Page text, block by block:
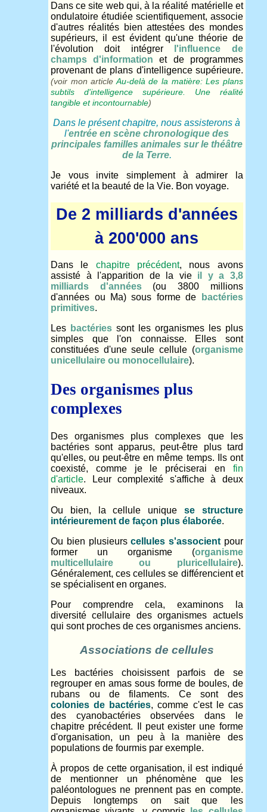
Dans ce site web qui, à la réalité matérielle et
ondulatoire étudiée scientifiquement, associe
d'autres réalités bien attestées des mondes
supérieurs, il est évident qu'une théorie de
l'évolution doit intégrer
l'influence de
champs d'information et de programmes
provenant de plans d'intelligence supérieure.
(voir mon article Au-delà de la matière: Les plans
subtils d'intelligence supérieure. Une réalité
tangible et incontournable)
Dans le présent chapitre, nous assisterons à
l'entrée en scène chronologique des
principales familles animales sur le théâtre
de la Terre.
Je vous invite simplement à admirer la
variété et la beauté de la Vie. Bon voyage.
De 2 milliards d'années
à 200'000 ans
Dans le chapitre précédent, nous avons
assisté à l'apparition de la vie il y a 3,8
milliards d'années(ou 3800 millions
d'années ou Ma) sous forme de
bactéries
primitives.
Les bactéries sont les organismes les plus
simples que l'on connaisse. Elles sont
constituées d'une seule cellule (organisme
unicellulaire ou monocellulaire).
Des organismes plus
complexes
Des organismes plus complexes que les
bactéries sont apparus, peut-être plus tard
qu'elles, ou peut-être en même temps. Ils ont
coexisté, comme je le préciserai en fin
d'article. Leur complexité s'affiche à deux
niveaux.
Ou bien, la cellule unique se structure
intérieurement de façon plus élaborée.
Ou bien plusieurscellules s'associentpour
former un organisme (organisme
multicellulaire ou pluricellulaire).
Généralement, ces cellules se différencient et
se spécialisent en organes.
Pour comprendre cela, examinons la
diversité cellulaire des organismes actuels
qui sont proches de ces organismes anciens.
Associations de cellules
Les bactéries choisissent parfois de se
regrouper en amas sous forme de boules, de
rubans ou de filaments. Ce sont des
colonies de bactéries, comme c'est le cas
des cyanobactéries observées dans le
chapitre précédent. Il peut exister une forme
d'organisation, un peu à la manière des
populations de fourmis par exemple.
À propos de cette organisation, il est indiqué
de mentionner un phénomène que les
paléontologues ne prennent pas en compte.
Depuis longtemps on sait que les